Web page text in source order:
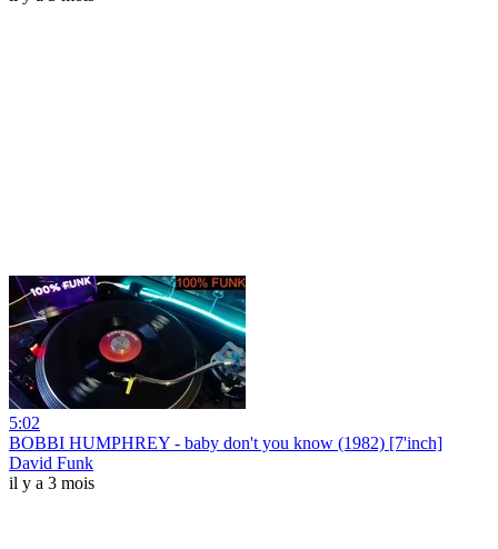
5:02
BOBBI HUMPHREY - baby don't you know (1982) [7'inch]
David Funk
il y a 3 mois